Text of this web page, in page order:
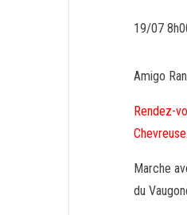
19/07
Amigo
Rendez-
Marche
du